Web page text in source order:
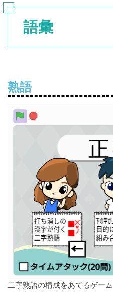
語彙
熟語
二字熟語の構成をあてるゲーム